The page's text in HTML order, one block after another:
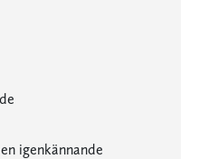
igenkännande